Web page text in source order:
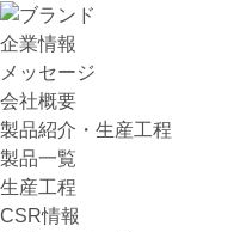
企業情報
メッセージ
会社概要
製品紹介・生産工程
製品一覧
生産工程
CSR情報